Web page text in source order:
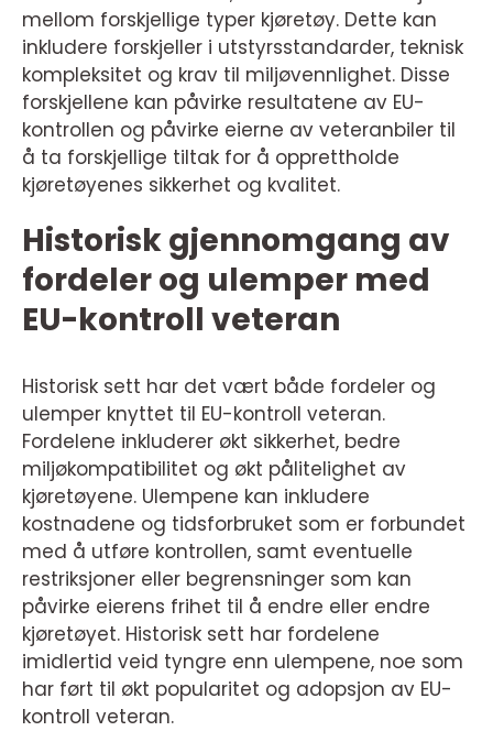
mellom forskjellige typer kjøretøy. Dette kan
inkludere forskjeller i utstyrsstandarder, teknisk
kompleksitet og krav til miljøvennlighet. Disse
forskjellene kan påvirke resultatene av EU-
kontrollen og påvirke eierne av veteranbiler til
å ta forskjellige tiltak for å opprettholde
kjøretøyenes sikkerhet og kvalitet.
Historisk gjennomgang av
fordeler og ulemper med
EU-kontroll veteran
Historisk sett har det vært både fordeler og
ulemper knyttet til EU-kontroll veteran.
Fordelene inkluderer økt sikkerhet, bedre
miljøkompatibilitet og økt pålitelighet av
kjøretøyene. Ulempene kan inkludere
kostnadene og tidsforbruket som er forbundet
med å utføre kontrollen, samt eventuelle
restriksjoner eller begrensninger som kan
påvirke eierens frihet til å endre eller endre
kjøretøyet. Historisk sett har fordelene
imidlertid veid tyngre enn ulempene, noe som
har ført til økt popularitet og adopsjon av EU-
kontroll veteran.